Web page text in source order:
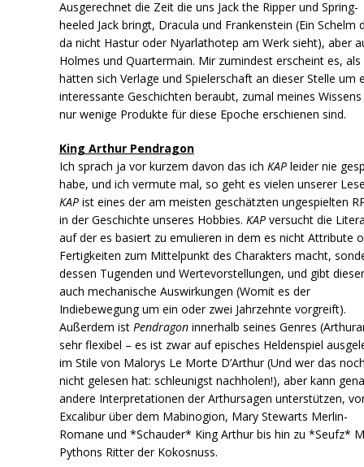
Ausgerechnet die Zeit die uns Jack the Ripper und Spring-
heeled Jack bringt, Dracula und Frankenstein (Ein Schelm
da nicht Hastur oder Nyarlathotep am Werk sieht), aber
Holmes und Quartermain. Mir zumindest erscheint es, als
hätten sich Verlage und Spielerschaft an dieser Stelle um
interessante Geschichten beraubt, zumal meines
nur wenige Produkte für diese Epoche erschienen sind.
King Arthur Pendragon
Ich sprach ja vor kurzem davon das ich KAP leider nie
habe, und ich vermute mal, so geht es vielen unserer
KAP ist eines der am meisten geschätzten ungespielten
in der Geschichte unseres Hobbies. KAP versucht die
auf der es basiert zu emulieren in dem es nicht Attribute
Fertigkeiten zum Mittelpunkt des Charakters macht,
dessen Tugenden und Wertevorstellungen, und gibt
auch mechanische Auswirkungen (Womit es der
Indiebewegung um ein oder zwei Jahrzehnte vorgreift).
Außerdem ist Pendragon innerhalb seines Genres
sehr flexibel – es ist zwar auf episches Heldenspiel
im Stile von Malorys Le Morte D’Arthur (Und wer das
nicht gelesen hat: schleunigst nachholen!), aber kann
andere Interpretationen der Arthursagen unterstützen,
Excalibur über dem Mabinogion, Mary Stewarts Merlin-
Romane und *Schauder* King Arthur bis hin zu *Seufz*
Pythons Ritter der Kokosnuss.